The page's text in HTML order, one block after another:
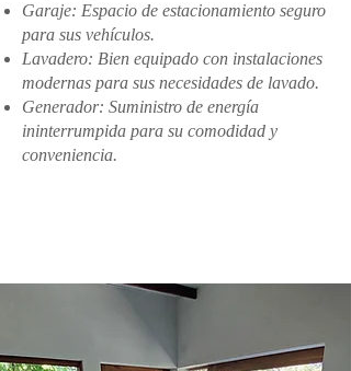
Garaje: Espacio de estacionamiento seguro
para sus vehículos.
Lavadero: Bien equipado con instalaciones
modernas para sus necesidades de lavado.
Generador: Suministro de energía
ininterrumpida para su comodidad y
conveniencia.